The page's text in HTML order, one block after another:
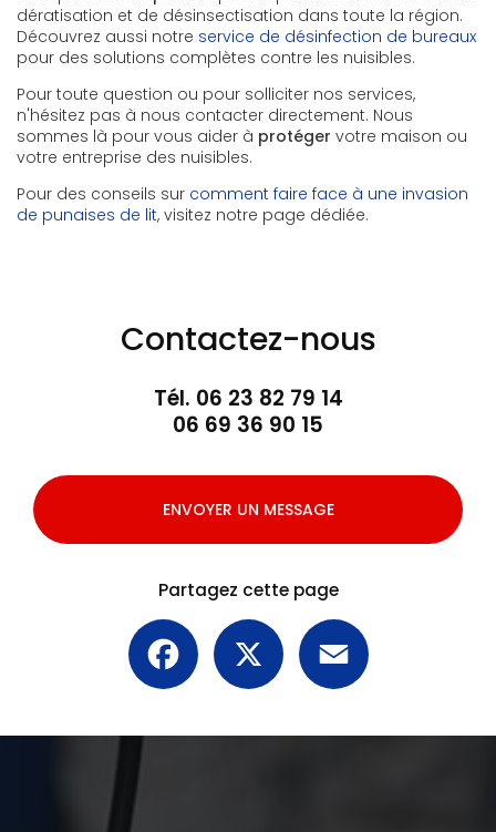
dératisation et de désinsectisation dans toute la région.
Découvrez aussi notre service de désinfection de bureaux
pour des solutions complètes contre les nuisibles.
Pour toute question ou pour solliciter nos services,
n'hésitez pas à nous contacter directement. Nous
sommes là pour vous aider à protéger votre maison ou
votre entreprise des nuisibles.
Pour des conseils sur comment faire face à une invasion
de punaises de lit, visitez notre page dédiée.
Contactez-nous
Tél. 06 23 82 79 14
06 69 36 90 15
ENVOYER UN MESSAGE
Partagez cette page
Facebook